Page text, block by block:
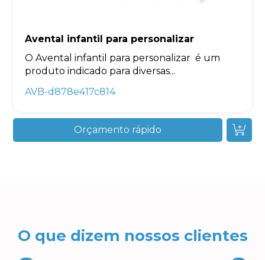
Avental infantil para personalizar
O Avental infantil para personalizar é um
produto indicado para diversas...
AVB-d878e417c814
Orçamento rápido
O que dizem nossos clientes